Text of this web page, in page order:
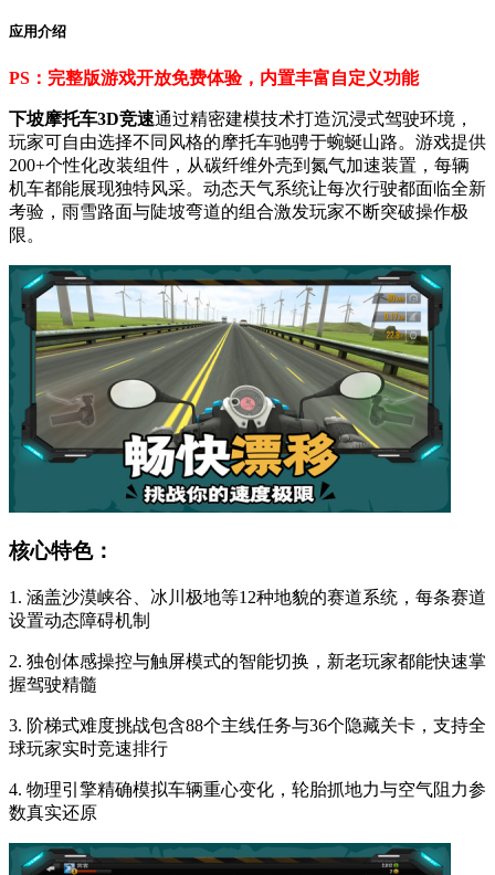
应用介绍
PS：完整版游戏开放免费体验，内置丰富自定义功能
下坡摩托车3D竞速通过精密建模技术打造沉浸式驾驶环境，
玩家可自由选择不同风格的摩托车驰骋于蜿蜒山路。游戏提供
200+个性化改装组件，从碳纤维外壳到氮气加速装置，每辆
机车都能展现独特风采。动态天气系统让每次行驶都面临全新
考验，雨雪路面与陡坡弯道的组合激发玩家不断突破操作极
限。
核心特色：
1. 涵盖沙漠峡谷、冰川极地等12种地貌的赛道系统，每条赛道
设置动态障碍机制
2. 独创体感操控与触屏模式的智能切换，新老玩家都能快速掌
握驾驶精髓
3. 阶梯式难度挑战包含88个主线任务与36个隐藏关卡，支持全
球玩家实时竞速排行
4. 物理引擎精确模拟车辆重心变化，轮胎抓地力与空气阻力参
数真实还原